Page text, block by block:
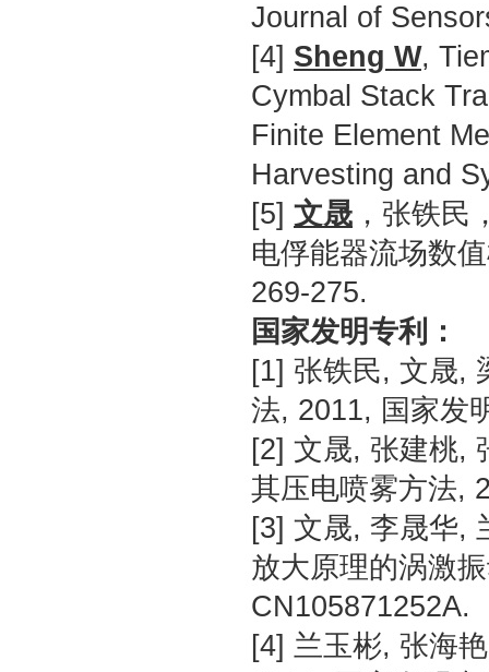
Journal of
[4] Sheng W,
Cymbal Stack
Finite Element
Harvesting and
[5] 文晟 ，张铁
电俘能器流场数
269-275.
国家发明专利：
[1] 张铁民, 文晟,
法, 2011, 国家发
[2] 文晟, 张建桃,
其压电喷雾方法,
[3] 文晟, 李晟华,
放大原理的涡激
CN105871252A.
[4] 兰玉彬, 张海